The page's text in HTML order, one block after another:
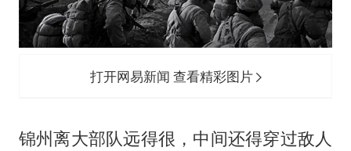
打开网易新闻 查看精彩图片
锦州离大部队远得很，中间还得穿过敌人